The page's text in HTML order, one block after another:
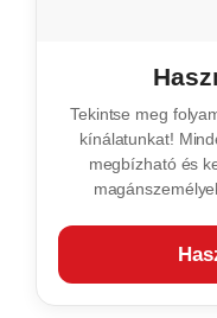
Tekintse meg
kínálatunkat!
megbízható és